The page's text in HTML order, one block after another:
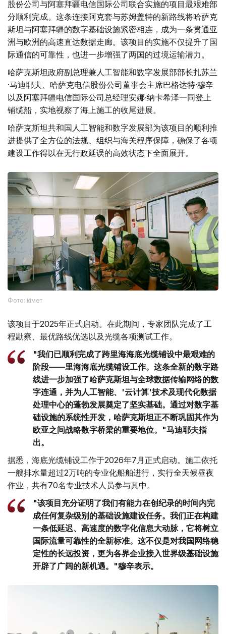
股份公司与阿塞拜疆电信国际公司联合实施的项目最艰难部
分顺利完成。这条连接阿克套与苏姆盖特的新路线将哈萨克
斯坦与阿塞拜疆的数字基础设施紧密相连，成为一条贯通亚
洲与欧洲的高速直达数据走廊。该项目的实施不仅提升了国
际通信的可靠性，也进一步增强了两国的过境运输潜力。
哈萨克斯坦政府副总理兼人工智能和数字发展部部长扎苏兰
·马迪耶夫、哈萨克电信股份公司董事会主席巴格达特·穆辛
以及阿塞拜疆电信国际公司总经理安娜·纳卡希泽一同登上
铺缆船，实地视察了海上施工的收尾进展。
哈萨克斯坦共和国人工智能和数字发展部为该项目的顺利推
进提供了全方位的法规、组织与海关程序保障，确保了各项
建设工作得以在无行政延误的高效状态下全面展开。
Фото: Үкімет
该项目于2025年正式启动。在此期间，专家团队完成了工
程勘察、最优路线优选以及光缆各项测试工作。
"我们已顺利完成了跨里海海底光缆铺设中最艰难的
阶段——里海海底光缆铺设工作。这条全新的数字路
线进一步加强了哈萨克斯坦与全球数据传输网络的数
字连通，并为人工智能、'云计算'技术及现代化数据
处理中心的蓬勃发展奠定了坚实基础。通过对数字基
础设施的系统性开发，哈萨克斯坦正不断巩固其作为
欧亚之间战略数字桥梁的重要地位。"马迪耶夫指
出。
据悉，海底光缆铺设工作于2026年7月正式启动。施工依托
一艘排水量超过2万吨的专业化船舶进行，实行全天候昼夜
作业，共有70名专业技术人员参与其中。
"该项目充分证明了我们有能力在创纪录的时间内完
成任何复杂级别的基础设施建设任务。我们正在构建
一条低延迟、高速度的数字化信息大动脉，它将树立
国际流量可靠性的全新标准。这不仅是对我国网络稳
定性的长远投资，更为各界企业接入世界级基础设施
开辟了广阔的新机遇。"穆辛表示。